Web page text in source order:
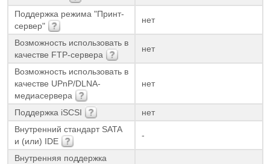
Поддержка режима "Принт-
сервер"
нет
Возможность использовать в
качестве FTP-сервера
нет
Возможность использовать в
качестве UPnP/DLNA-
медиасервера
нет
Поддержка iSCSI
нет
Внутренний стандарт SATA
и (или) IDE
-
Внутренняя поддержка